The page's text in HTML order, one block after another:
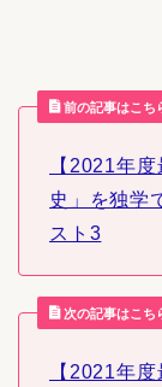
前の記事はこち
【2021年
史」を独学
スト3
次の記事はこち
【2021年